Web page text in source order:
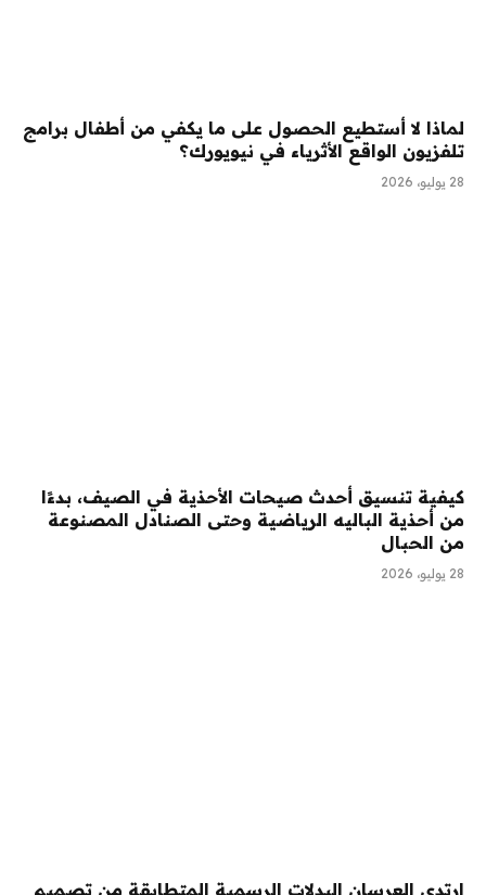
لماذا لا أستطيع الحصول على ما يكفي من أطفال برامج
تلفزيون الواقع الأثرياء في نيويورك؟
28 يوليو، 2026
كيفية تنسيق أحدث صيحات الأحذية في الصيف، بدءًا
من أحذية الباليه الرياضية وحتى الصنادل المصنوعة
من الحبال
28 يوليو، 2026
ارتدى العرسان البدلات الرسمية المتطابقة من تصميم